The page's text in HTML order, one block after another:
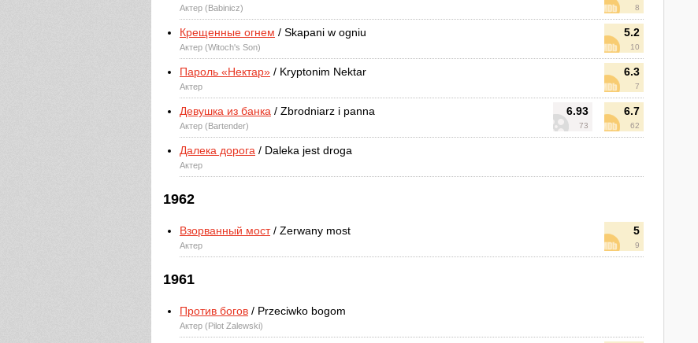
8
Актер (Babinicz)
5.2
10
Крещенные огнем / Skapani w ogniu
Актер (Witoch's Son)
6.3
7
Пароль «Нектар» / Kryptonim Nektar
Актер
6.93
73
6.7
62
Девушка из банка / Zbrodniarz i panna
Актер (Bartender)
Далека дорога / Daleka jest droga
Актер
1962
5
9
Взорванный мост/ Zerwany most
Актер
1961
Против богов / Przeciwko bogom
Актер (Pilot Zalewski)